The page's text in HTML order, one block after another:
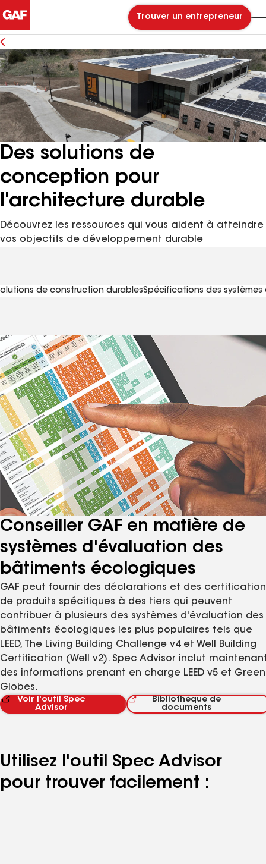
Trouver un entrepreneur
Des solutions de
conception pour
l'architecture durable
Découvrez les ressources qui vous aident à atteindre
vos objectifs de développement durable
de construction durablesSpécifications des systèmes
Conseiller GAF en matière de
systèmes d'évaluation des
bâtiments écologiques
GAF peut fournir des déclarations et des
de produits spécifiques à des tiers qui peuvent
contribuer à plusieurs des systèmes d'évaluation des
bâtiments écologiques les plus populaires tels que
LEED, The Living Building Challenge v4 et Well Building
Certification (Well v2). Spec Advisor inclut
des informations prenant en charge LEED v5 et Green
Globes.
Voir l'outil Spec
Advisor
Bibliothèque de
documents
Utilisez l'outil Spec Advisor
pour trouver facilement :